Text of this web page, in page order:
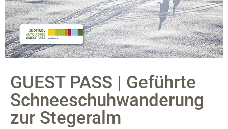
GUEST PASS | Geführte
Schneeschuhwanderung
zur Stegeralm